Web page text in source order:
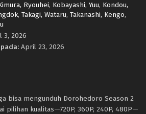
Ryouhei, Kobayashi, Yuu, Kondou,
, Takagi, Wataru, Takanashi, Kengo,
3, 2026
April 23, 2026
bisa mengunduh Dorohedoro Season 2
pilihan kualitas—720P, 360P, 240P, 480P—